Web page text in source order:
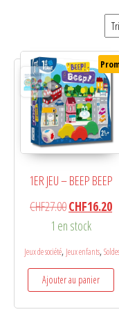
1ER JEU – BEEP BEEP
CHF27.00Le prix
CHF16.20
1 en stock
Jeux de société, Jeux enfants,
Ajouter au panier